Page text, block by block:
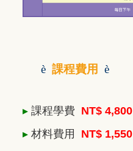
è 課程費用 è
▸ 課程學費 NT$ 4,800
▸ 材料費用 NT$ 1,550